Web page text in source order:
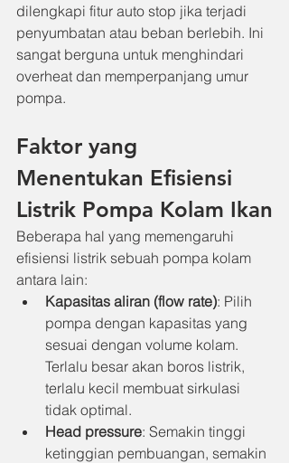
dilengkapi fitur auto stop jika terjadi
penyumbatan atau beban berlebih. Ini
sangat berguna untuk menghindari
overheat dan memperpanjang umur
pompa.
Faktor yang
Menentukan Efisiensi
Listrik Pompa Kolam Ikan
Beberapa hal yang memengaruhi
efisiensi listrik sebuah pompa kolam
antara lain:
Kapasitas aliran (flow rate): Pilih
pompa dengan kapasitas yang
sesuai dengan volume kolam.
Terlalu besar akan boros listrik,
terlalu kecil membuat sirkulasi
tidak optimal.
Head pressure: Semakin tinggi
ketinggian pembuangan, semakin